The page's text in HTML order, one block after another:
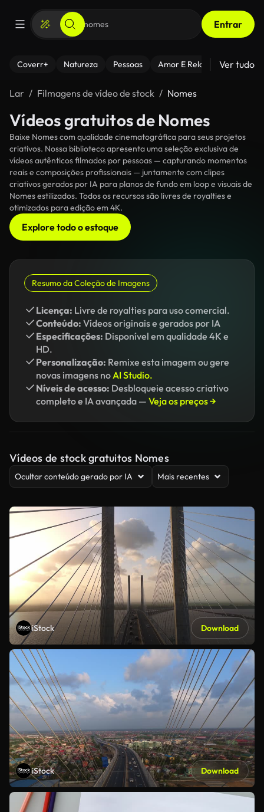
Entrar
Coverr+ Natureza Pessoas Amor E Relacionamentos
Ver tudo
Lar Filmagens de vídeo de stock Nomes
Vídeos gratuitos de Nomes
Baixe Nomes com qualidade cinematográfica para seus projetos
criativos. Nossa biblioteca apresenta uma seleção exclusiva de
vídeos autênticos filmados por pessoas — capturando momentos
reais e composições profissionais — juntamente com clipes
criativos gerados por IA para planos de fundo em loop e visuais de
Nomes estilizados. Todos os recursos são livres de royalties e
otimizados para edição em 4K.
Explore todo o estoque
Resumo da Coleção de Imagens
Licença: Livre de royalties para uso comercial.
Conteúdo: Vídeos originais e gerados por IA
Especificações: Disponível em qualidade 4K e
HD.
Personalização: Remixe esta imagem ou gere
novas imagens noAI Studio.
Níveis de acesso: Desbloqueie acesso criativo
completo e IA avançada — Veja os preços →
Vídeos de stock gratuitos Nomes
Ocultar conteúdo gerado por IA Mais recentes
iStock Download
iStock Download